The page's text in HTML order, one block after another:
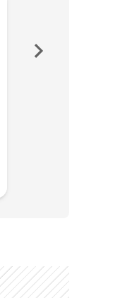
Venado Tuerto